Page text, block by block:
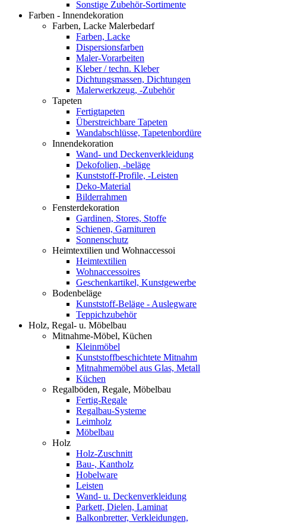
Sonstige Zubehör-Sortimente
Farben - Innendekoration
Farben, Lacke Malerbedarf
Farben, Lacke
Dispersionsfarben
Maler-Vorarbeiten
Kleber / techn. Kleber
Dichtungsmassen, Dichtungen
Malerwerkzeug, -Zubehör
Tapeten
Fertigtapeten
Überstreichbare Tapeten
Wandabschlüsse, Tapetenbordüre
Innendekoration
Wand- und Deckenverkleidung
Dekofolien, -beläge
Kunststoff-Profile, -Leisten
Deko-Material
Bilderrahmen
Fensterdekoration
Gardinen, Stores, Stoffe
Schienen, Garnituren
Sonnenschutz
Heimtextilien und Wohnaccessoi
Heimtextilien
Wohnaccessoires
Geschenkartikel, Kunstgewerbe
Bodenbeläge
Kunststoff-Beläge - Auslegware
Teppichzubehör
Holz, Regal- u. Möbelbau
Mitnahme-Möbel, Küchen
Kleinmöbel
Kunststoffbeschichtete Mitnahm
Mitnahmemöbel aus Glas, Metall
Küchen
Regalböden, Regale, Möbelbau
Fertig-Regale
Regalbau-Systeme
Leimholz
Möbelbau
Holz
Holz-Zuschnitt
Bau-, Kantholz
Hobelware
Leisten
Wand- u. Deckenverkleidung
Parkett, Dielen, Laminat
Balkonbretter, Verkleidungen,